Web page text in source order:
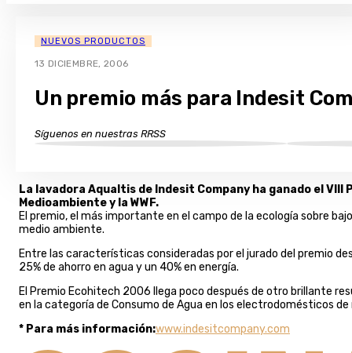
NUEVOS PRODUCTOS
13 DICIEMBRE, 2006
Un premio más para Indesit
Síguenos en nuestras RRSS
La lavadora Aqualtis de Indesit Company ha ganado el
Medioambiente y la WWF.
El premio, el más importante en el campo de la ecología sobre
medio ambiente.
Entre las características consideradas por el jurado del premio
25% de ahorro en agua y un 40% en energía.
El Premio Ecohitech 2006 llega poco después de otro brillante
en la categoría de Consumo de Agua en los electrodomésticos
* Para más información:www.indesitcompany.com